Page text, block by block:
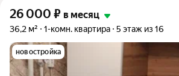
26 000 ₽ в месяц
36,2 м² 1-комн. квартира 5 этаж из 16
новостройка